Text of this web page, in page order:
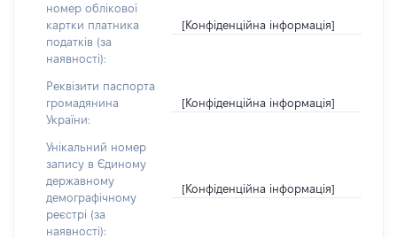
номер облікової
картки платника
податків (за
наявності):
[Конфіденційна інформація]
Реквізити паспорта
громадянина
України:
[Конфіденційна інформація]
Унікальний номер
запису в Єдиному
державному
демографічному
реєстрі (за
наявності):
[Конфіденційна інформація]